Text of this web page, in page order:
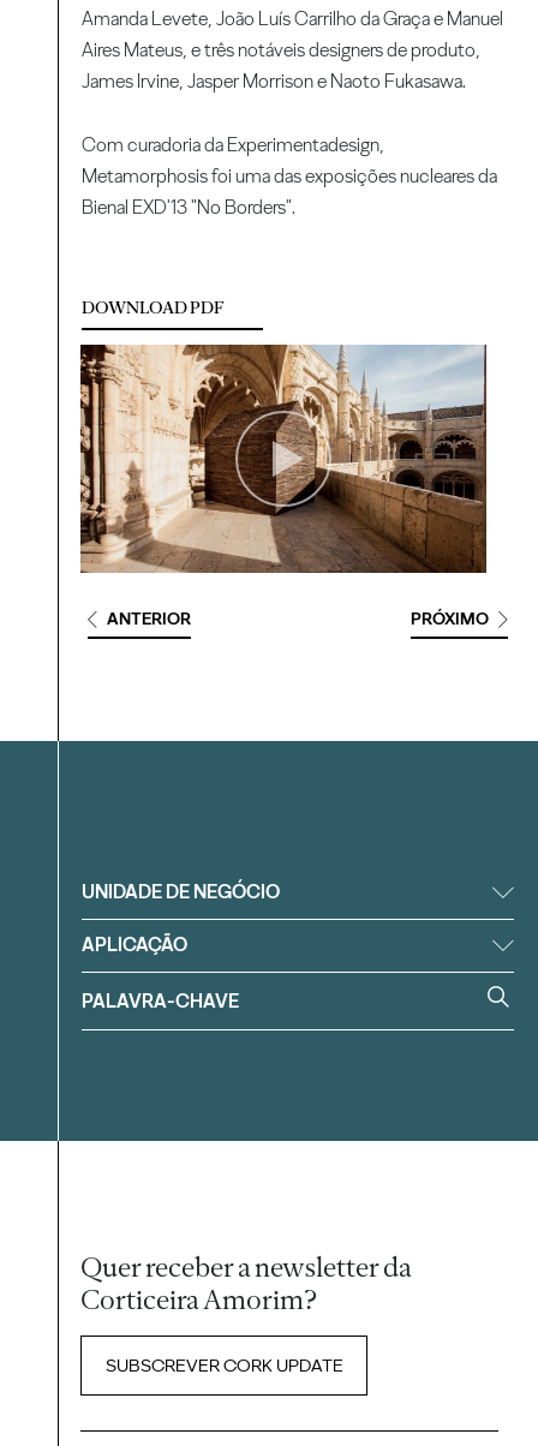
Amanda Levete, João Luís Carrilho da Graça e Manuel
Aires Mateus, e três notáveis designers de produto,
James Irvine, Jasper Morrison e Naoto Fukasawa.
Com curadoria da Experimentadesign,
Metamorphosis foi uma das exposições nucleares da
Bienal EXD'13 "No Borders".
DOWNLOAD PDF
ANTERIOR PRÓXIMO
Filtrar
UNIDADE DE NEGÓCIO
APLICAÇÃO
Quer receber a newsletter da
Corticeira Amorim?
SUBSCREVER CORK UPDATE